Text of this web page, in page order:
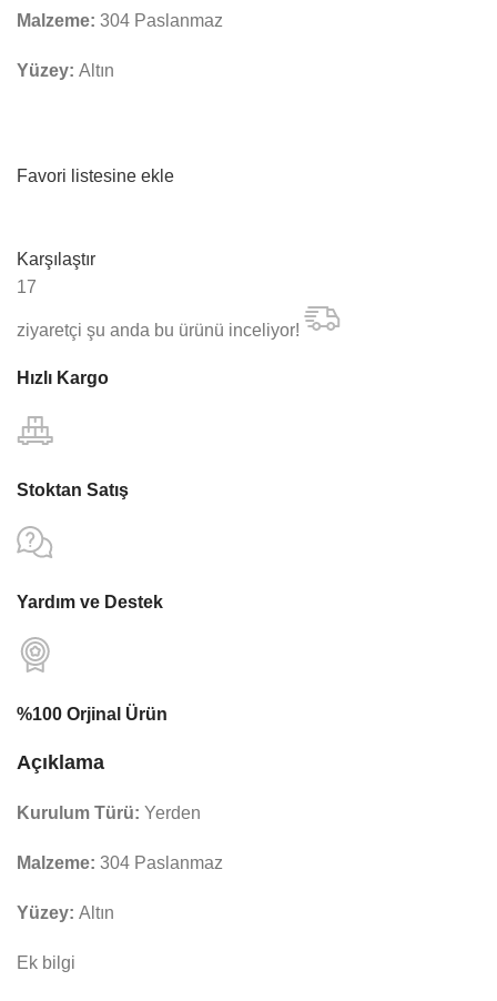
Malzeme: 304 Paslanmaz
Yüzey: Altın
Favori listesine ekle
Karşılaştır
17
ziyaretçi şu anda bu ürünü inceliyor!
Hızlı Kargo
Stoktan Satış
Yardım ve Destek
%100 Orjinal Ürün
Açıklama
Kurulum Türü: Yerden
Malzeme: 304 Paslanmaz
Yüzey: Altın
Ek bilgi